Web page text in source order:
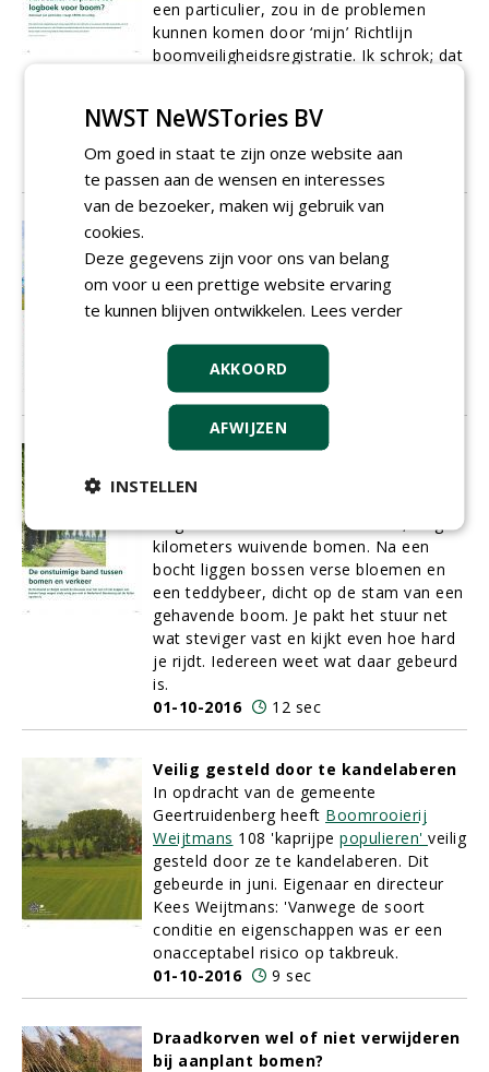
een particulier, zou in de problemen
kunnen komen door ‘mijn’ Richtlijn
boomveiligheidsregistratie. Ik schrok; dat
richtlijn inderdaad ook voor
particulieren?’
01-10-2016
11 sec
Nederland
Hoeveel monumentale bomen er precies
in Nederland staan, is niet precies te
zeggen. Waar de meeste monumentale
bomen staan, is inmiddels wel bekend en
ze zijn eenvoudig te vinden.
01-10-2016
7 sec
De onstuimige band tussen bomen
en verkeer
kilometers wuivende bomen. Na een
bocht liggen bossen verse bloemen en
een teddybeer, dicht op de stam van een
gehavende boom. Je pakt het stuur net
wat steviger vast en kijkt even hoe hard
je rijdt. Iedereen weet wat daar gebeurd
is.
01-10-2016
12 sec
Veilig gesteld door te kandelaberen
In opdracht van de gemeente
Geertruidenberg heeft Boomrooierij
Weijtmans 108 'kaprijpe populieren' veilig
gesteld door ze te kandelaberen. Dit
gebeurde in juni. Eigenaar en directeur
Kees Weijtmans: 'Vanwege de soort
conditie en eigenschappen was er een
onacceptabel risico op takbreuk.
01-10-2016
9 sec
Draadkorven wel of niet verwijderen
bij aanplant bomen?
NWST NeWSTories BV
Om goed in staat te zijn onze website aan
te passen aan de wensen en interesses
van de bezoeker, maken wij gebruik van
cookies.
Deze gegevens zijn voor ons van belang
om voor u een prettige website ervaring
te kunnen blijven ontwikkelen. Lees verder
AKKOORD
AFWIJZEN
INSTELLEN